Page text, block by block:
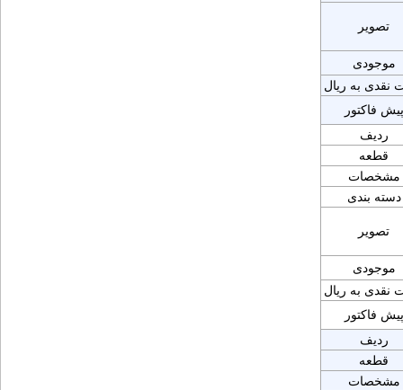
تصویر
موجودی
نقدی به ریال
پیش فاکتور
ردیف
قطعه
مشخصات
دسته بندی
تصویر
موجودی
نقدی به ریال
پیش فاکتور
ردیف
قطعه
مشخصات